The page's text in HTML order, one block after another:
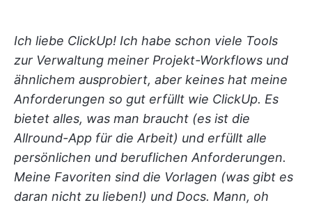
Ich liebe ClickUp! Ich habe schon viele Tools
zur Verwaltung meiner Projekt-Workflows und
ähnlichem ausprobiert, aber keines hat meine
Anforderungen so gut erfüllt wie ClickUp. Es
bietet alles, was man braucht (es ist die
Allround-App für die Arbeit) und erfüllt alle
persönlichen und beruflichen Anforderungen.
Meine Favoriten sind die Vorlagen (was gibt es
daran nicht zu lieben!) und Docs. Mann, oh